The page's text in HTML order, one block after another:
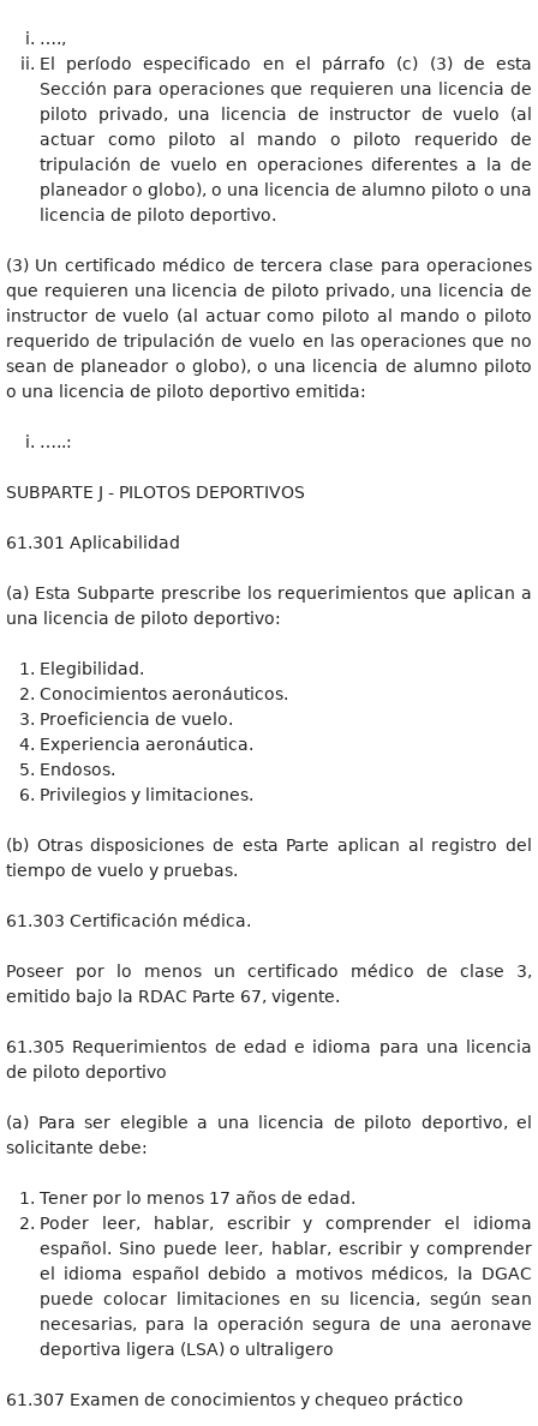
….,
El período especificado en el párrafo (c) (3) de esta
Sección para operaciones que requieren una licencia de
piloto privado, una licencia de instructor de vuelo (al
actuar como piloto al mando o piloto requerido de
tripulación de vuelo en operaciones diferentes a la de
planeador o globo), o una licencia de alumno piloto o una
licencia de piloto deportivo.
(3) Un certificado médico de tercera clase para operaciones
que requieren una licencia de piloto privado, una licencia de
instructor de vuelo (al actuar como piloto al mando o piloto
requerido de tripulación de vuelo en las operaciones que no
sean de planeador o globo), o una licencia de alumno piloto
o una licencia de piloto deportivo emitida:
…..:
SUBPARTE J - PILOTOS DEPORTIVOS
61.301 Aplicabilidad
(a) Esta Subparte prescribe los requerimientos que aplican a
una licencia de piloto deportivo:
Elegibilidad.
Conocimientos aeronáuticos.
Proeficiencia de vuelo.
Experiencia aeronáutica.
Endosos.
Privilegios y limitaciones.
(b) Otras disposiciones de esta Parte aplican al registro del
tiempo de vuelo y pruebas.
61.303 Certificación médica.
Poseer por lo menos un certificado médico de clase 3,
emitido bajo la RDAC Parte 67, vigente.
61.305 Requerimientos de edad e idioma para una licencia
de piloto deportivo
(a) Para ser elegible a una licencia de piloto deportivo, el
solicitante debe:
Tener por lo menos 17 años de edad.
Poder leer, hablar, escribir y comprender el idioma
español. Sino puede leer, hablar, escribir y comprender
el idioma español debido a motivos médicos, la DGAC
puede colocar limitaciones en su licencia, según sean
necesarias, para la operación segura de una aeronave
deportiva ligera (LSA) o ultraligero
61.307 Examen de conocimientos y chequeo práctico